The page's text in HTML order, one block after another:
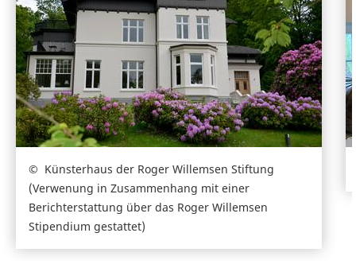
Künsterhaus der Roger Willemsen Stiftung
(Verwenung in Zusammenhang mit einer
Berichterstattung über das Roger Willemsen
Stipendium gestattet)